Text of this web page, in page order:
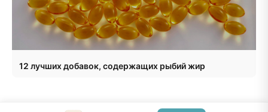
12 лучших добавок, содержащих рыбий жир